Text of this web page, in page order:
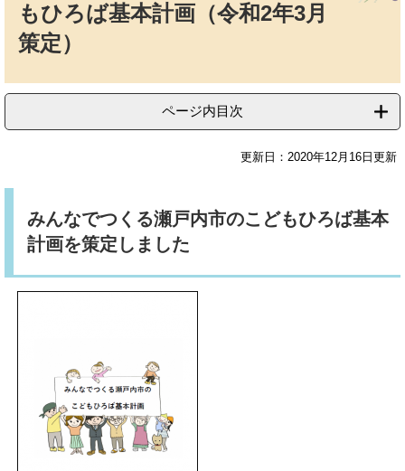
もひろば基本計画（令和2年3月
策定）
ページ内目次
更新日：2020年12月16日更新
みんなでつくる瀬戸内市のこどもひろば基本
計画を策定しました